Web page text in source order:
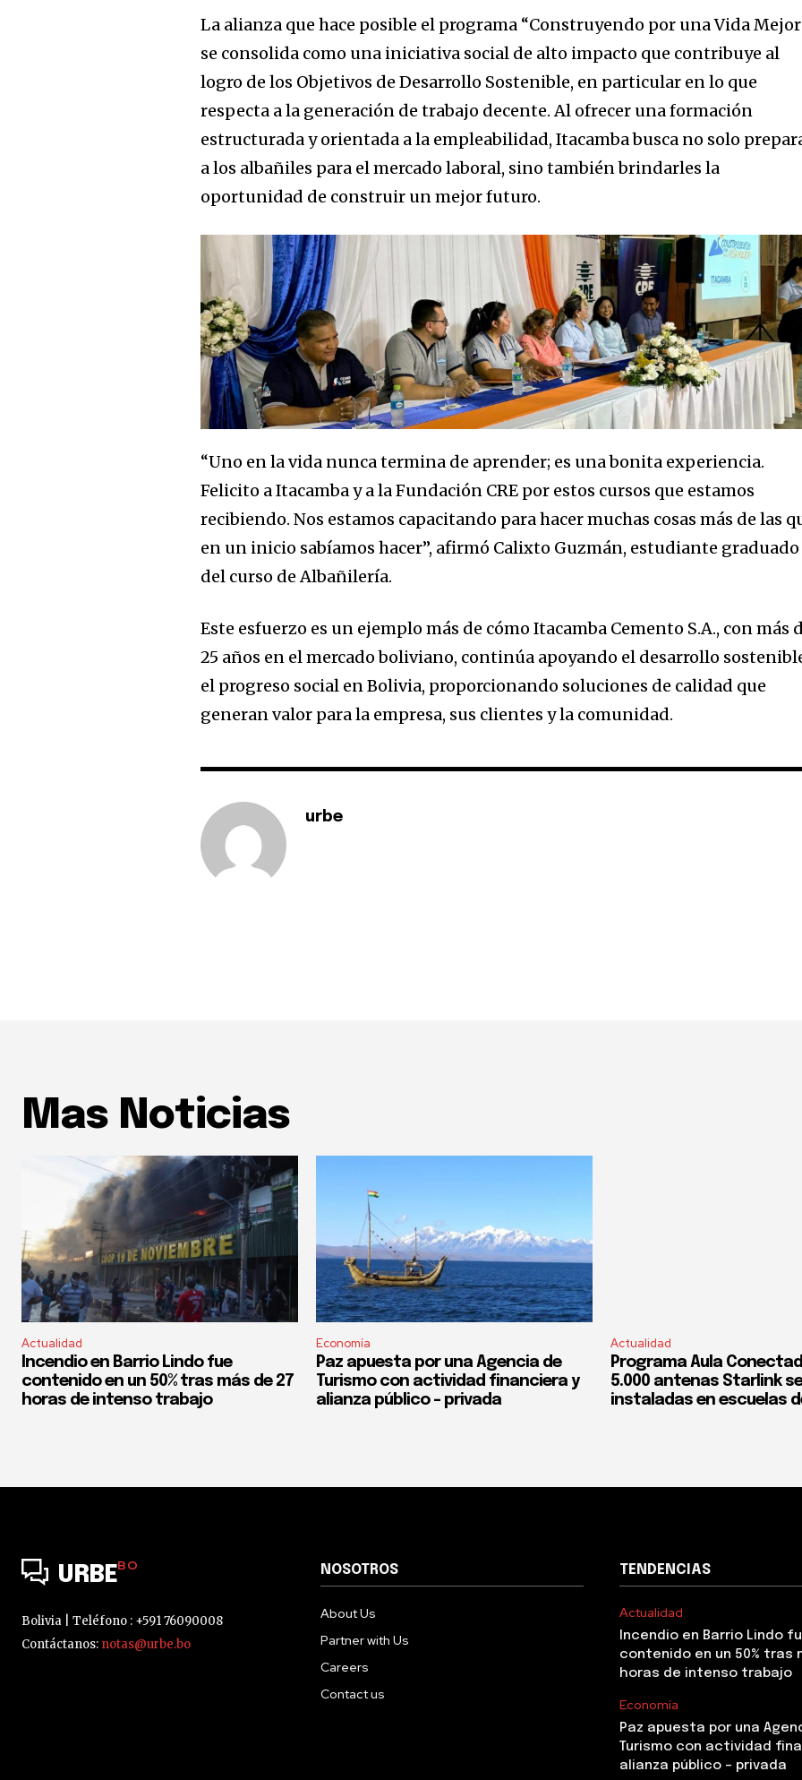
To subscribe, simply enter your email address on our website or click
the subscribe button below. Don't worry, we respect your privacy and
won't spam your inbox. Your information is safe with us.
I've read and
La alianza que hace posible el programa “Construyendo por una Vida
se consolida como una iniciativa social de alto impacto que contribuye al
logro de los Objetivos de Desarrollo Sostenible, en particular en lo que
respecta a la generación de trabajo decente. Al ofrecer una formación
estructurada y orientada a la empleabilidad, Itacamba busca no solo
a los albañiles para el mercado laboral, sino también brindarles la
oportunidad de construir un mejor futuro.
“Uno en la vida nunca termina de aprender; es una bonita experiencia.
Felicito a Itacamba y a la Fundación CRE por estos cursos que estamos
recibiendo. Nos estamos capacitando para hacer muchas cosas más de las
en un inicio sabíamos hacer”, afirmó Calixto Guzmán, estudiante graduado
del curso de Albañilería.
Este esfuerzo es un ejemplo más de cómo Itacamba Cemento S.A., con más
25 años en el mercado boliviano, continúa apoyando el desarrollo
el progreso social en Bolivia, proporcionando soluciones de calidad que
generan valor para la empresa, sus clientes y la comunidad.
urbe
Mas Noticias
Actualidad
Incendio en Barrio Lindo fue
contenido en un 50% tras más de 27
horas de intenso trabajo
Economía
Paz apuesta por una Agencia de
Turismo con actividad financiera y
alianza público – privada
Actualidad
Programa Aula
5.000 antenas Starlink
instaladas en escuelas
URBEBO
Bolivia | Teléfono : +591 76090008
Contáctanos: notas@urbe.bo
NOSOTROS
About Us
Partner with Us
Careers
Contact us
TENDENCIAS
Actualidad
Incendio en Barrio Lindo
contenido en un 50% tras
horas de intenso trabajo
Economía
Paz apuesta por una
Turismo con actividad
alianza público – privada